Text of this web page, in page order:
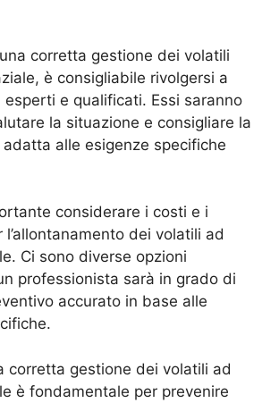
corretta gestione dei volatili
è consigliabile rivolgersi a
esperti e qualificati. Essi saranno
la situazione e consigliare la
alle esigenze specifiche
considerare i costi e i
l’allontanamento dei volatili ad
Ci sono diverse opzioni
professionista sarà in grado di
accurato in base alle
corretta gestione dei volatili ad
è fondamentale per prevenire